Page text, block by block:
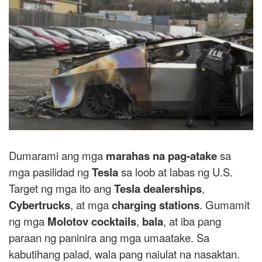
Dumarami ang mga marahas na pag-atakesa
mga pasilidad ngTeslasa loob at labas ng U.S.
Target ng mga ito angTesla dealerships,
Cybertrucks, at mgacharging stations. Gumamit
ng mga Molotov cocktails, bala, at iba pang
paraan ng paninira ang mga umaatake. Sa
kabutihang palad, wala pang naiulat na nasaktan.